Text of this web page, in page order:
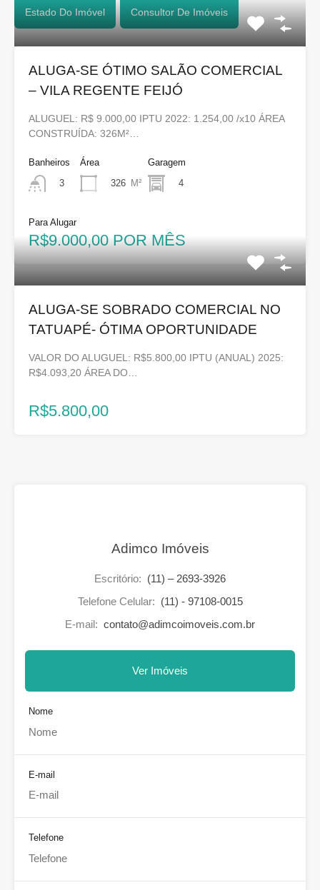
Estado Do Imóvel Consultor De Imóveis
ALUGA-SE ÓTIMO SALÃO COMERCIAL
– VILA REGENTE FEIJÓ
ALUGUEL: R$ 9.000,00 IPTU 2022: 1.254,00 /x10 ÁREA
CONSTRUÍDA: 326M²…
Banheiros
3
Área
326 M²
Garagem
4
Para Alugar
R$9.000,00 POR MÊS
ALUGA-SE SOBRADO COMERCIAL NO
TATUAPÉ- ÓTIMA OPORTUNIDADE
VALOR DO ALUGUEL: R$5.800,00 IPTU (ANUAL) 2025:
R$4.093,20 ÁREA DO…
R$5.800,00
Adimco Imóveis
Escritório: (11) – 2693-3926
Telefone Celular: (11) - 97108-0015
E-mail: contato@adimcoimoveis.com.br
Ver Imóveis
Nome
E-mail
Telefone